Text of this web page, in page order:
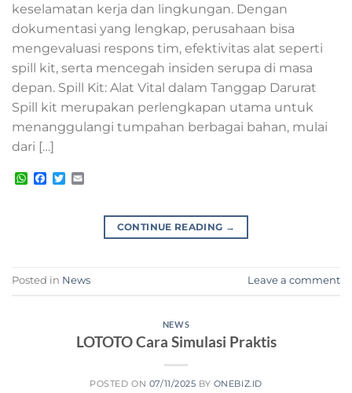
keselamatan kerja dan lingkungan. Dengan
dokumentasi yang lengkap, perusahaan bisa
mengevaluasi respons tim, efektivitas alat seperti
spill kit, serta mencegah insiden serupa di masa
depan. Spill Kit: Alat Vital dalam Tanggap Darurat
Spill kit merupakan perlengkapan utama untuk
menanggulangi tumpahan berbagai bahan, mulai
dari […]
WhatsApp
Facebook
Twitter
CONTINUE READING →
Posted in News Leave a comment
NEWS
LOTOTO Cara Simulasi Praktis
POSTED ON 07/11/2025 BY ONEBIZ.ID